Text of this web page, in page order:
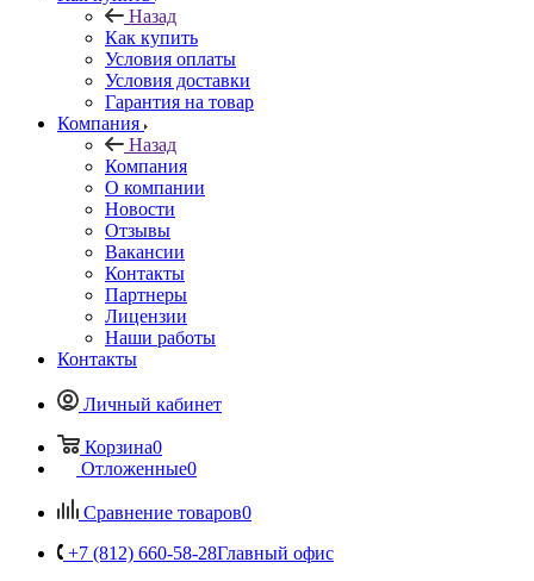
Назад
Как купить
Условия оплаты
Условия доставки
Гарантия на товар
Компания
Назад
Компания
О компании
Новости
Отзывы
Вакансии
Контакты
Партнеры
Лицензии
Наши работы
Контакты
Личный кабинет
Корзина0
Отложенные0
Сравнение товаров0
+7 (812) 660-58-28Главный офис